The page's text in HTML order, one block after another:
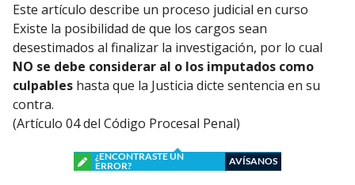
Este artículo describe un proceso judicial en curso
Existe la posibilidad de que los cargos sean
desestimados al finalizar la investigación, por lo cual
NO se debe considerar al o los imputados como
culpables hasta que la Justicia dicte sentencia en su
contra.
(Artículo 04 del Código Procesal Penal)
¿ENCONTRASTE UN
ERROR?
AVÍSANOS